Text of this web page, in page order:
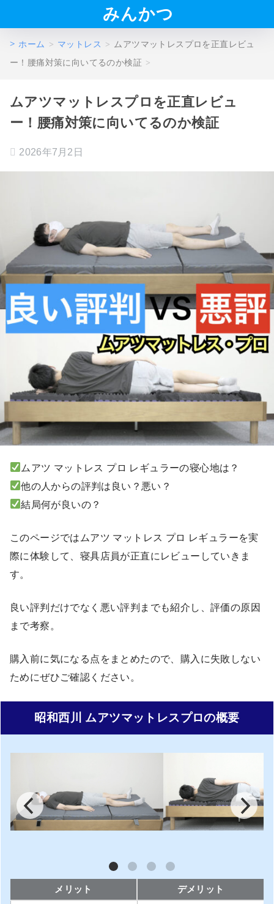
みんかつ
ホーム マットレス
ムアツマットレスプロを正直レビュ
ー！腰痛対策に向いてるのか検証
ムアツマットレスプロを正直レビュ
ー！腰痛対策に向いてるのか検証
2026年7月2日
ムアツ マットレス プロ レギュラーの寝心地は？
他の人からの評判は良い？悪い？
結局何が良いの？
このページではムアツ マットレス プロ レギュラーを実
際に体験して、寝具店員が正直にレビューしていきま
す。
良い評判だけでなく悪い評判までも紹介し、評価の原因
まで考察。
購入前に気になる点をまとめたので、購入に失敗しない
ためにぜひご確認ください。
昭和西川 ムアツマットレスプロの概要
メリット デメリット